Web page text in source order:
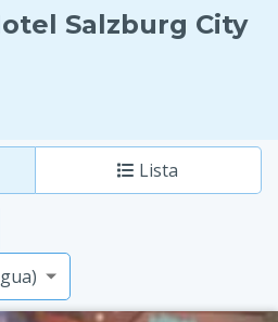
Salzburg City
Lista